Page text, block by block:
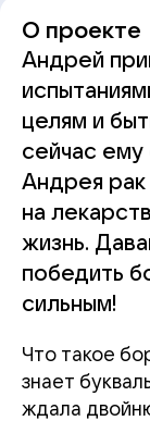
О проекте
Андрей
целям и
сейчас
Андрея
на
жизнь.
победить
сильным!
Что такое
знает
ждала